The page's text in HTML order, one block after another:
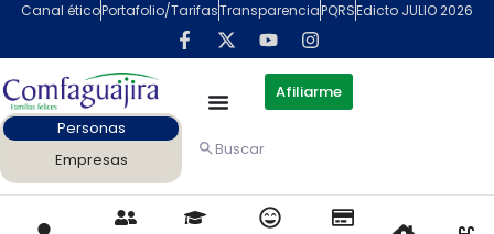
contenido
Canal éticoPortafolio/TarifasTransparenciaPQRSEdicto JULIO 2026
Afiliarme
Personas
Empresas
Buscar